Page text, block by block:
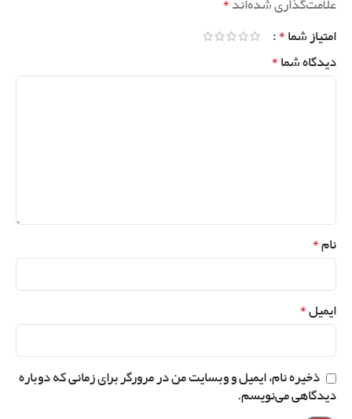
علامت‌گذاری شده‌اند*
امتیاز شما*
دیدگاه شما*
نام*
ایمیل*
ذخیره نام، ایمیل و وبسایت من در مرورگر برای زمانی که دوباره
دیدگاهی می‌نویسم.